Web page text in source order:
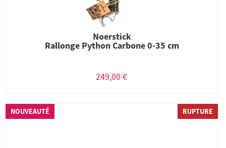
Noerstick
Rallonge Python Carbone 0-35 cm
249,00 €
NOUVEAUTÉ RUPTURE